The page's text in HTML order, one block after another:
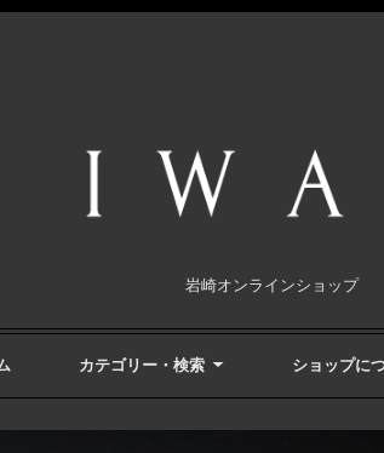
岩崎オンラインショップ
カテゴリー・検索 ショップに